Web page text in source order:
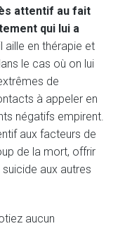
attentif au fait
qui lui a
aille en thérapie et
le cas où on lui
de
à appeler en
négatifs empirent.
aux facteurs de
de la mort, offrir
aux autres
aucun